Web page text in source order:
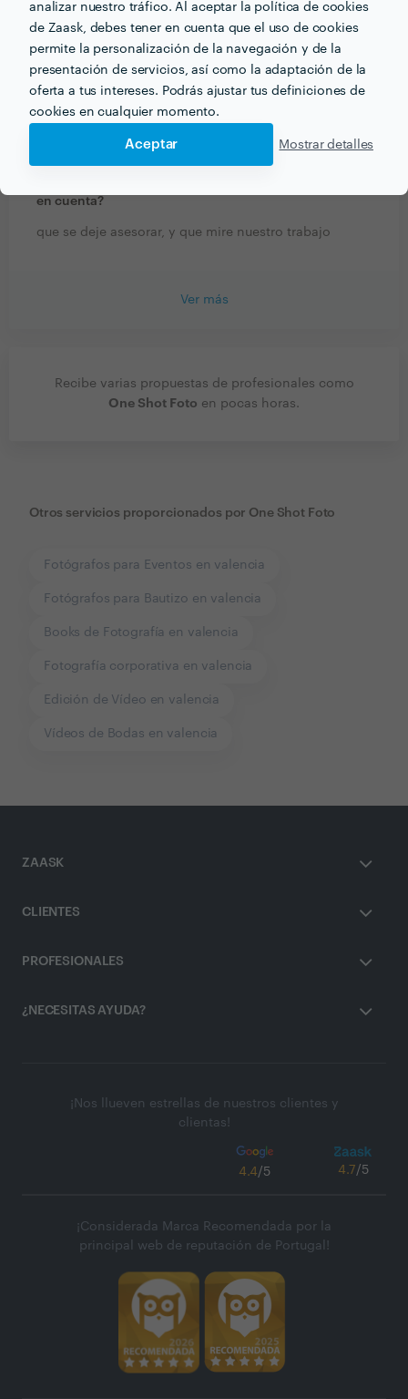
analizar nuestro tráfico. Al aceptar la política de cookies
de Zaask, debes tener en cuenta que el uso de cookies
permite la personalización de la navegación y de la
presentación de servicios, así como la adaptación de la
oferta a tus intereses. Podrás ajustar tus definiciones de
cookies en cualquier momento.
Aceptar Mostrar detalles
¿Qué formación y experiencia tienes que estén
relacionadas con tu trabajo?
Grado superior de fotografia en spai dÂ´art, valencia
otros cursos se fotografia y retoque digital
en cuenta?
que se deje asesorar, y que mire nuestro trabajo
Ver más
Recibe varias propuestas de profesionales como
One Shot Foto en pocas horas.
Otros servicios proporcionados por One Shot Foto
Fotógrafos para Eventos en valencia
Fotógrafos para Bautizo en valencia
Books de Fotografía en valencia
Fotografía corporativa en valencia
Edición de Vídeo en valencia
Vídeos de Bodas en valencia
ZAASK
CLIENTES
PROFESIONALES
¿NECESITAS AYUDA?
¡Nos llueven estrellas de nuestros clientes y
clientas!
4.4/5 4.7/5
¡Considerada Marca Recomendada por la
principal web de reputación de Portugal!